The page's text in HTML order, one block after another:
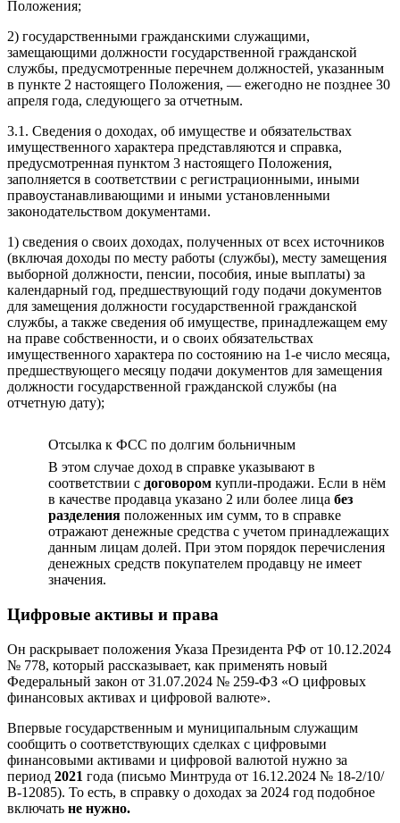
Положения;
2) государственными гражданскими служащими,
замещающими должности государственной гражданской
службы, предусмотренные перечнем должностей, указанным
в пункте 2 настоящего Положения, — ежегодно не позднее 30
апреля года, следующего за отчетным.
3.1. Сведения о доходах, об имуществе и обязательствах
имущественного характера представляются и справка,
предусмотренная пунктом 3 настоящего Положения,
заполняется в соответствии с регистрационными, иными
правоустанавливающими и иными установленными
законодательством документами.
1) сведения о своих доходах, полученных от всех источников
(включая доходы по месту работы (службы), месту замещения
выборной должности, пенсии, пособия, иные выплаты) за
календарный год, предшествующий году подачи документов
для замещения должности государственной гражданской
службы, а также сведения об имуществе, принадлежащем ему
на праве собственности, и о своих обязательствах
имущественного характера по состоянию на 1-е число месяца,
предшествующего месяцу подачи документов для замещения
должности государственной гражданской службы (на
отчетную дату);
Отсылка к ФСС по долгим больничным
В этом случае доход в справке указывают в
соответствии с договором купли-продажи. Если в нём
в качестве продавца указано 2 или более лица без
разделения положенных им сумм, то в справке
отражают денежные средства с учетом принадлежащих
данным лицам долей. При этом порядок перечисления
денежных средств покупателем продавцу не имеет
значения.
Цифровые активы и права
Он раскрывает положения Указа Президента РФ от 10.12.2024
№ 778, который рассказывает, как применять новый
Федеральный закон от 31.07.2024 № 259-ФЗ «О цифровых
финансовых активах и цифровой валюте».
Впервые государственным и муниципальным служащим
сообщить о соответствующих сделках с цифровыми
финансовыми активами и цифровой валютой нужно за
период 2021 года (письмо Минтруда от 16.12.2024 № 18-2/10/
В-12085). То есть, в справку о доходах за 2024 год подобное
включать не нужно.